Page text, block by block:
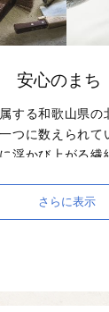
安心のま
する和歌山県の
つに数えられて
浮かび上がる繊
的確に捉え、キ
るなど、漆器と
さらに表示